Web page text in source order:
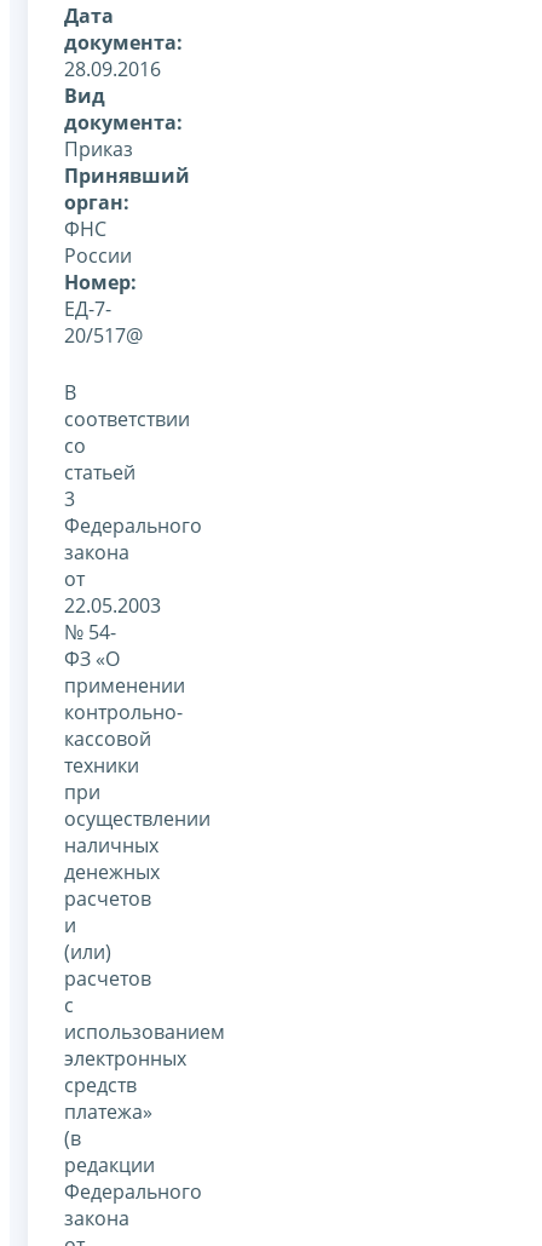
Дата
документа:
28.09.2016
Вид
документа:
Приказ
Принявший
орган:
ФНС
России
Номер:
ЕД-7-
20/517@
В
соответствии
со
статьей
3
Федерального
закона
от
22.05.2003
№ 54-
ФЗ «О
применении
контрольно-
кассовой
техники
при
осуществлении
наличных
денежных
расчетов
и
(или)
расчетов
с
использованием
электронных
средств
платежа»
(в
редакции
Федерального
закона